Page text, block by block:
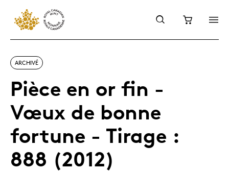
ARCHIVÉ
Pièce en or fin -
Vœux de bonne
fortune - Tirage :
888 (2012)